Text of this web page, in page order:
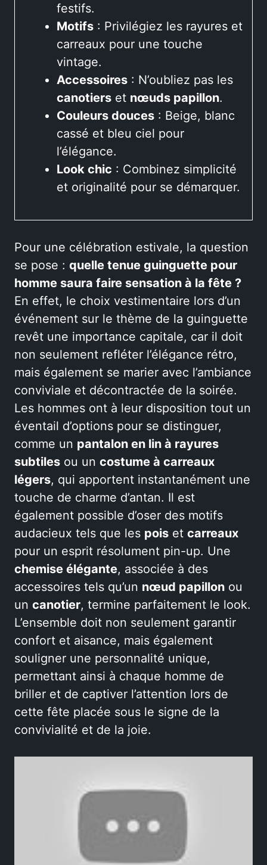
festifs.
Motifs : Privilégiez les rayures et
carreaux pour une touche
vintage.
Accessoires : N’oubliez pas les
canotiers et nœuds papillon.
Couleurs douces : Beige, blanc
cassé et bleu ciel pour
l’élégance.
Look chic : Combinez simplicité
et originalité pour se démarquer.
Pour une célébration estivale, la question
se pose : quelle tenue guinguette pour
homme saura faire sensation à la fête ?
En effet, le choix vestimentaire lors d’un
événement sur le thème de la guinguette
revêt une importance capitale, car il doit
non seulement refléter l’élégance rétro,
mais également se marier avec l’ambiance
conviviale et décontractée de la soirée.
Les hommes ont à leur disposition tout un
éventail d’options pour se distinguer,
comme un pantalon en lin à rayures
subtiles ou un costume à carreaux
légers, qui apportent instantanément une
touche de charme d’antan. Il est
également possible d’oser des motifs
audacieux tels que les pois et carreaux
pour un esprit résolument pin-up. Une
chemise élégante, associée à des
accessoires tels qu’un nœud papillon ou
un canotier, termine parfaitement le look.
L’ensemble doit non seulement garantir
confort et aisance, mais également
souligner une personnalité unique,
permettant ainsi à chaque homme de
briller et de captiver l’attention lors de
cette fête placée sous le signe de la
convivialité et de la joie.